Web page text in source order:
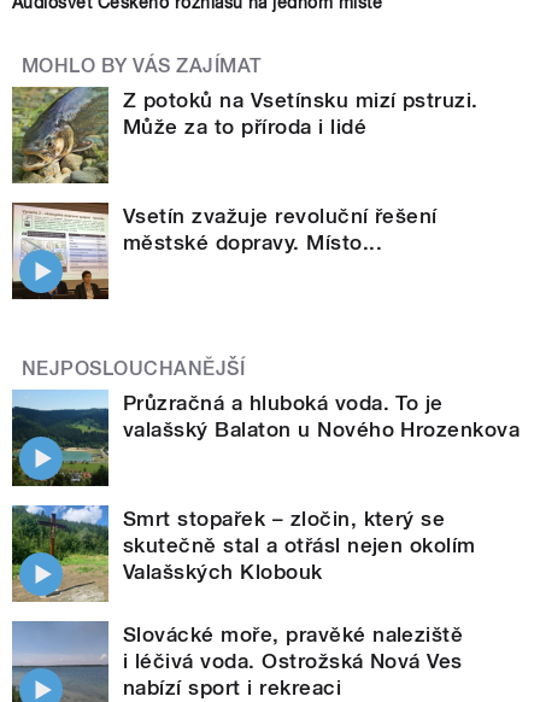
MOHLO BY VÁS ZAJÍMAT
Z potoků na Vsetínsku mizí pstruzi.
Může za to příroda i lidé
Vsetín zvažuje revoluční řešení
městské dopravy. Místo...
NEJPOSLOUCHANĚJŠÍ
Průzračná a hluboká voda. To je
valašský Balaton u Nového Hrozenkova
Smrt stopařek – zločin, který se
skutečně stal a otřásl nejen okolím
Valašských Klobouk
Slovácké moře, pravěké naleziště
i léčivá voda. Ostrožská Nová Ves
nabízí sport i rekreaci